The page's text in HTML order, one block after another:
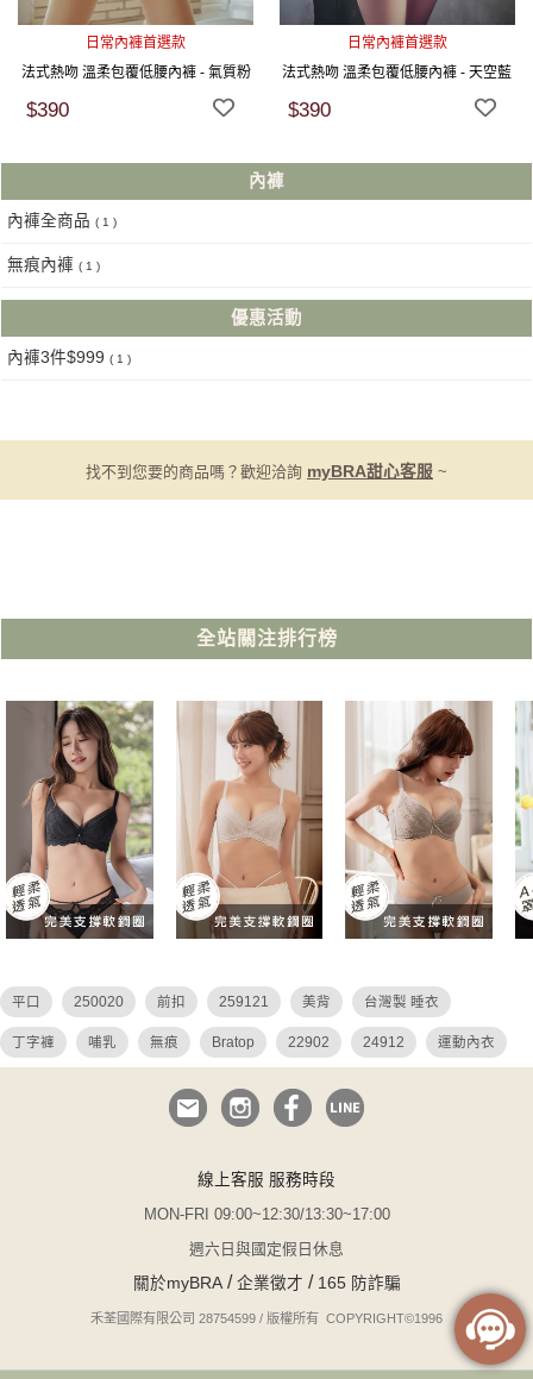
日常內褲首選款
法式熱吻 溫柔包覆低腰內褲 - 氣質粉
$390
日常內褲首選款
法式熱吻 溫柔包覆低腰內褲 - 天空藍
$390
內褲
內褲全商品 ( 1 )
無痕內褲 ( 1 )
優惠活動
內褲3件$999 ( 1 )
找不到您要的商品嗎？歡迎洽詢 myBRA甜心客服 ~
全站關注排行榜
平口 250020 前扣 259121 美背 台灣製 睡衣
丁字褲 哺乳 無痕 Bratop 22902 24912 運動內衣
QQ美波 小胸睡衣 小胸爆乳
白色 蕾絲內衣 大尺碼 睡衣
大尺碼 蕾絲內褲 平口內衣 焦糖
性感 透視 淺調 吊帶 24913 平胸 法式
線上客服 服務時段
MON-FRI 09:00~12:30/13:30~17:00
週六日與國定假日休息
關於myBRA/ 企業徵才 / 165 防詐騙
禾荃國際有限公司 28754599 / 版權所有 COPYRIGHT©1996